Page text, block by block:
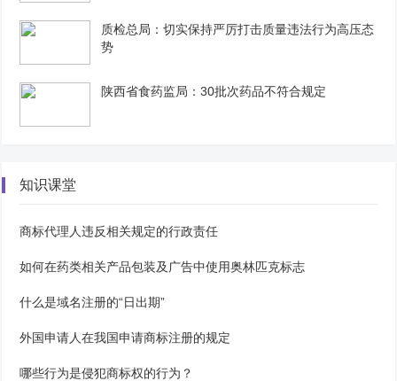
质检总局：切实保持严厉打击质量违法行为高压态
势
陕西省食药监局：30批次药品不符合规定
知识课堂
商标代理人违反相关规定的行政责任
如何在药类相关产品包装及广告中使用奥林匹克标志
什么是域名注册的“日出期”
外国申请人在我国申请商标注册的规定
哪些行为是侵犯商标权的行为？